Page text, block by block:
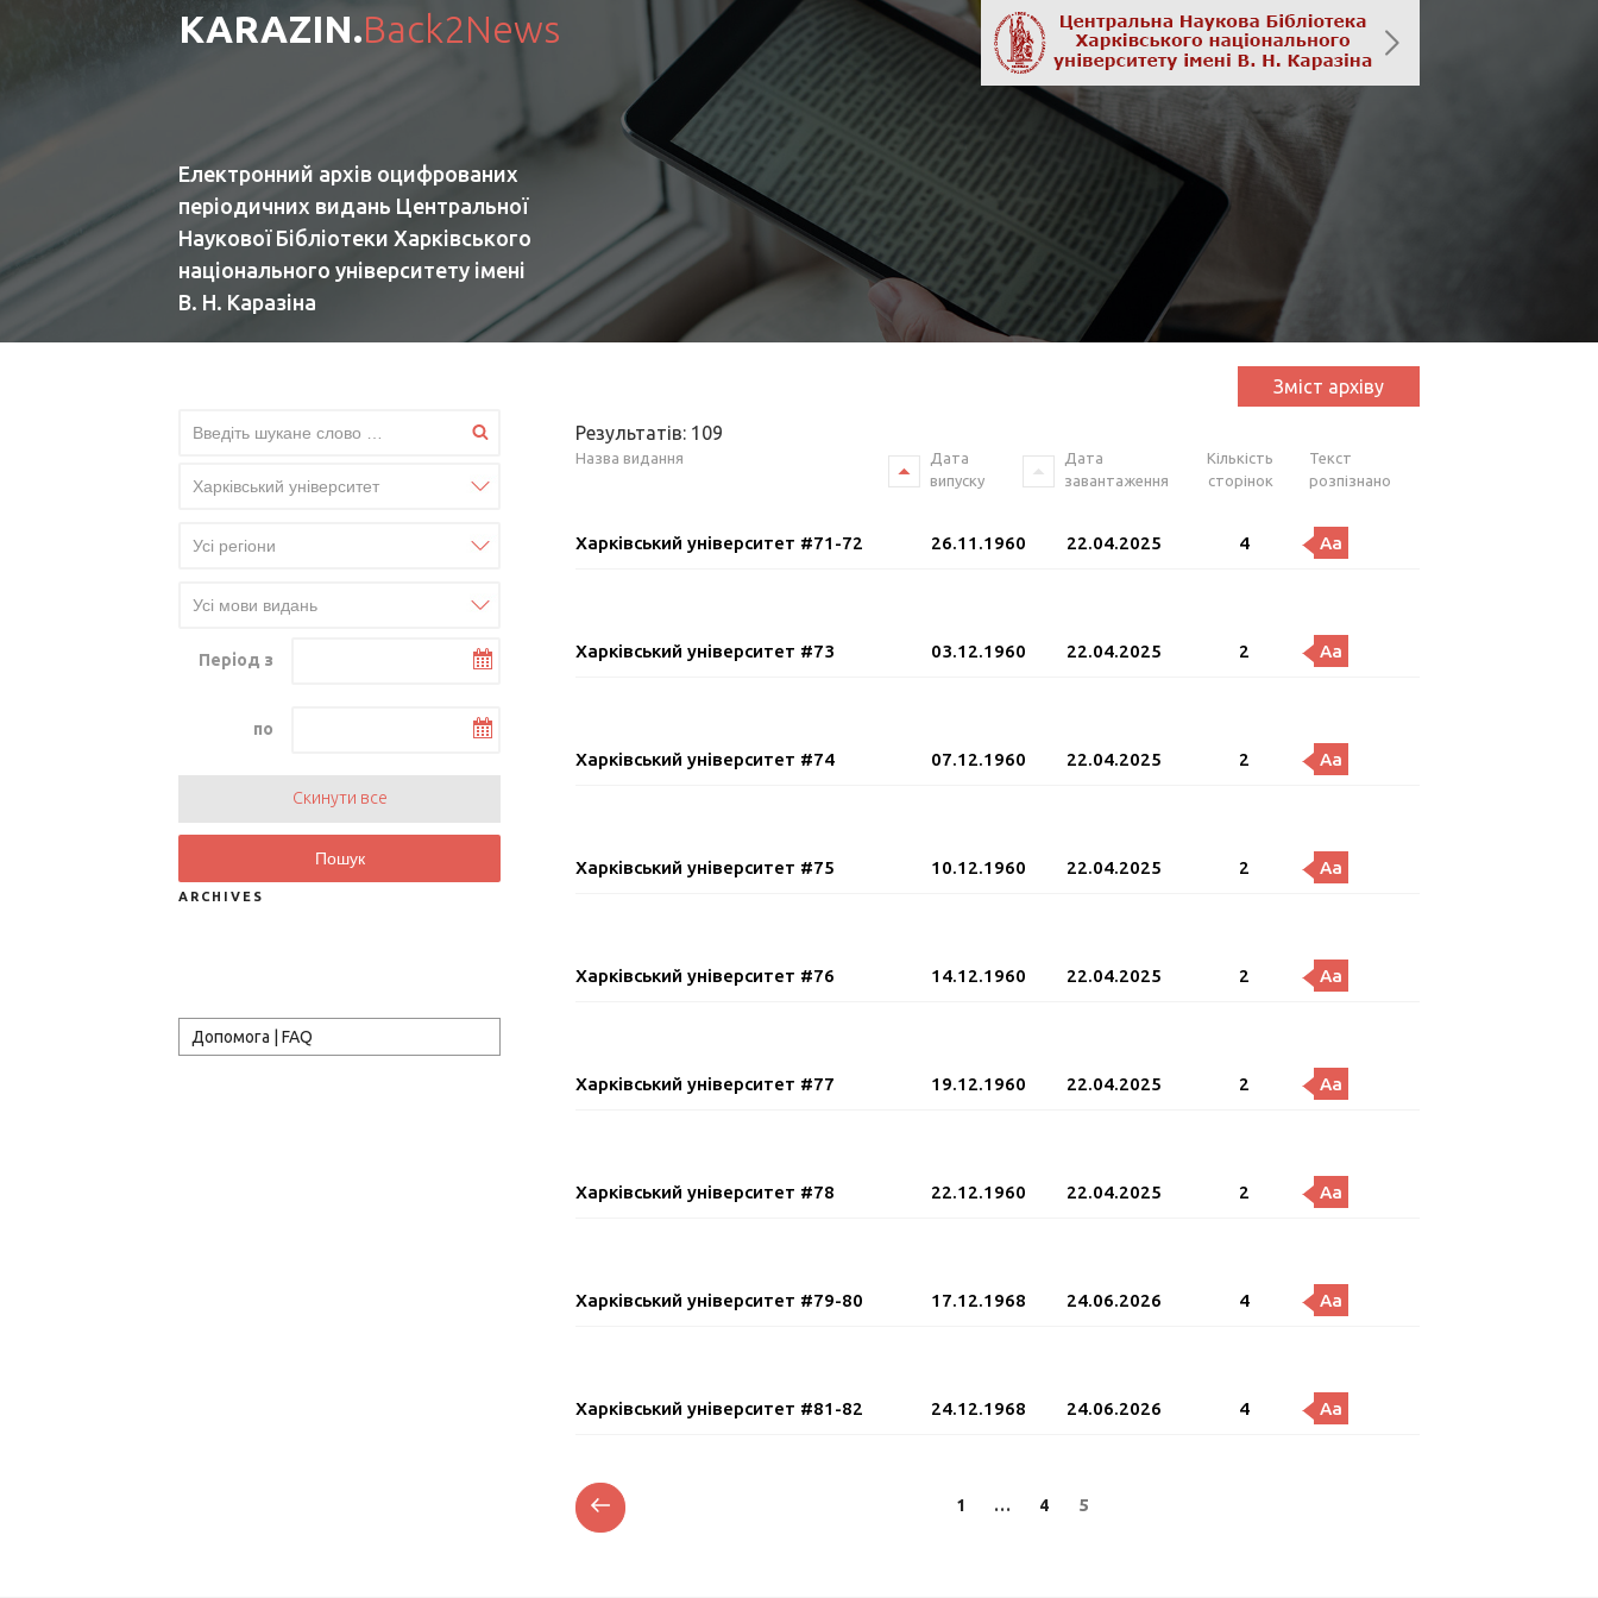
KARAZIN.Back2News
Електронний архів оцифрованих
періодичних видань Центральної
Наукової Бібліотеки Харківського
національного університету імені
В. Н. Каразіна
Зміст архіву
Результатів: 109
Назва видання
Дата
випуску
Дата
завантаження
Кількість
сторінок
Текст
розпізнано
Харківський університет #71-72 26.11.1960 22.04.2025 4 Aa
Харківський університет #73 03.12.1960 22.04.2025 2 Aa
Харківський університет #74 07.12.1960 22.04.2025 2 Aa
Харківський університет #75 10.12.1960 22.04.2025 2 Aa
Харківський університет #76 14.12.1960 22.04.2025 2 Aa
Харківський університет #77 19.12.1960 22.04.2025 2 Aa
Харківський університет #78 22.12.1960 22.04.2025 2 Aa
Харківський університет #79-80 17.12.1968 24.06.2026 4 Aa
Харківський університет #81-82 24.12.1968 24.06.2026 4 Aa
PostsPrevious
page
Page
1 … Page
4 Page
5
Період з
по
Скинути все
Пошук
ARCHIVES
Допомога | FAQ